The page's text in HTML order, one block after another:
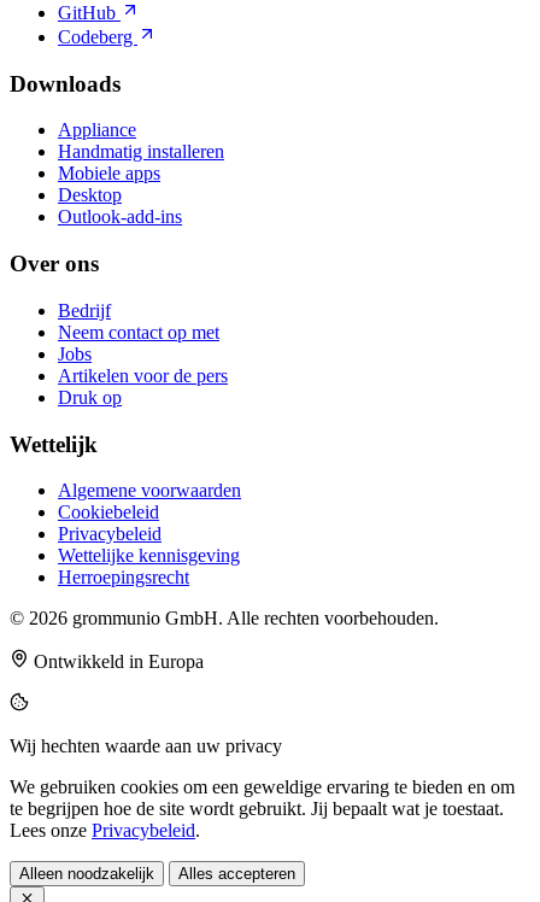
GitHub
Codeberg
Downloads
Appliance
Handmatig installeren
Mobiele apps
Desktop
Outlook-add-ins
Over ons
Bedrijf
Neem contact op met
Jobs
Artikelen voor de pers
Druk op
Wettelijk
Algemene voorwaarden
Cookiebeleid
Privacybeleid
Wettelijke kennisgeving
Herroepingsrecht
© 2026 grommunio GmbH. Alle rechten voorbehouden.
Ontwikkeld in Europa
Wij hechten waarde aan uw privacy
We gebruiken cookies om een geweldige ervaring te bieden en om
te begrijpen hoe de site wordt gebruikt. Jij bepaalt wat je toestaat.
Lees onze Privacybeleid.
Alleen noodzakelijk Alles accepteren